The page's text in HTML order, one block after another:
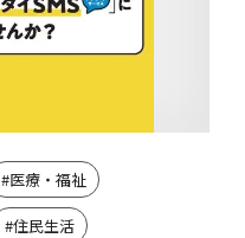
#医療・福祉
#住民生活